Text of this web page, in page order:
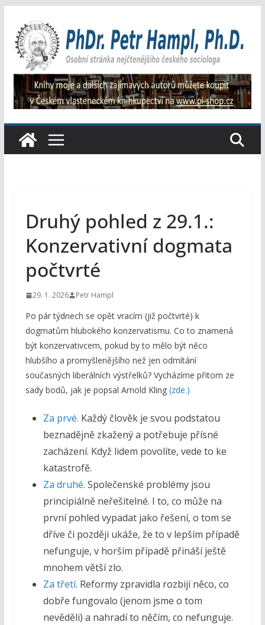
obsah
Druhý pohled z 29.1.:
Konzervativní dogmata
počtvrté
29. 1. 2026 Petr Hampl
Po pár týdnech se opět vracím (již počtvrté) k
dogmatům hlubokého konzervatismu. Co to znamená
být konzervativcem, pokud by to mělo být něco
hlubšího a promyšlenějšího než jen odmítání
současných liberálních výstřelků? Vycházíme přitom ze
sady bodů, jak je popsal Arnold Kling (zde.)
Za prvé. Každý člověk je svou podstatou
beznadějně zkažený a potřebuje přísné
zacházení. Když lidem povolíte, vede to ke
katastrofě.
Za druhé. Společenské problémy jsou
principiálně neřešitelné. I to, co může na
první pohled vypadat jako řešení, o tom se
dříve či později ukáže, že to v lepším případě
nefunguje, v horším případě přináší ještě
mnohem větší zlo.
Za třetí. Reformy zpravidla rozbijí něco, co
dobře fungovalo (jenom jsme o tom
nevěděli) a nahradí to něčím, co nefunguje.